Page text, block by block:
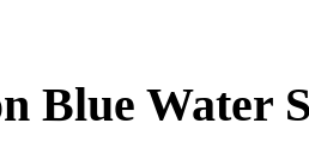
Blue Water